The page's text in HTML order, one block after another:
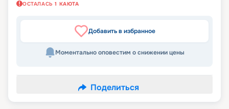
ОСТАЛАСЬ 1 КАЮТА
Добавить в избранное
Моментально оповестим о снижении цены
Поделиться